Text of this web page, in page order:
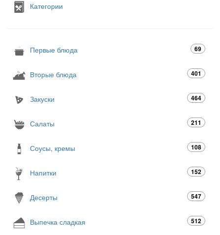
Категории
Первые блюда 69
Вторые блюда 401
Закуски 464
Салаты 211
Соусы, кремы 108
Напитки 152
Десерты 547
Выпечка сладкая 512